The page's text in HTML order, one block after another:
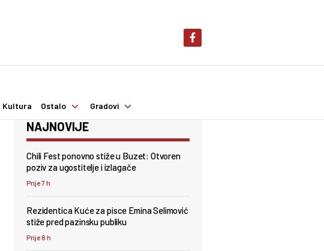
Kultura Ostalo Gradovi
NAJNOVIJE
Chili Fest ponovno stiže u Buzet: Otvoren
poziv za ugostitelje i izlagače
Prije 7 h
Rezidentica Kuće za pisce Emina Selimović
stiže pred pazinsku publiku
Prije 8 h